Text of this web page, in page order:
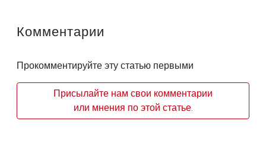
Комментарии
Прокомментируйте эту статью первыми
Присылайте нам свои комментарии
или мнения по этой статье.